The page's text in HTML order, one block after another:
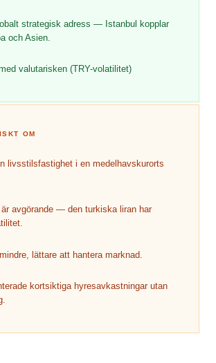
strategisk adress — Istanbul kopplar
och Asien.
valutarisken (TRY-volatilitet)
OM
livsstilsfastighet i en medelhavskurorts
avgörande — den turkiska liran har
lättare att hantera marknad.
kortsiktiga hyresavkastningar utan